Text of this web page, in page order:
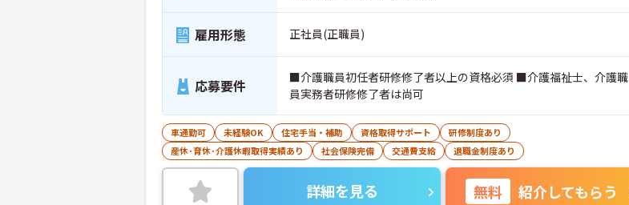
雇用形態 正社員(正職員)
応募要件
■介護職員初任者研修修了者以上の資格必須 ■介護福祉士、介護職
員実務者研修修了者は尚可
車通勤可 未経験OK 住宅手当・補助 資格取得サポート
研修制度あり
産休･育休･介護休暇取得実績あり
社会保険完備 交通費支給 退職金制度あり
詳細を見る 無料 紹介してもらう